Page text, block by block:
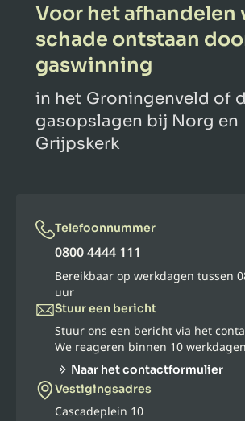
Voor het afhandelen
schade ontstaan
gaswinning
in het Groningenveld of
gasopslagen bij Norg en
Grijpskerk
Telefoonnummer
0800 4444 111
Bereikbaar op werkdagen tussen
uur
Stuur een bericht
Stuur ons een bericht via het
We reageren binnen 10
Naar het contactformulier
Vestigingsadres
Cascadeplein 10